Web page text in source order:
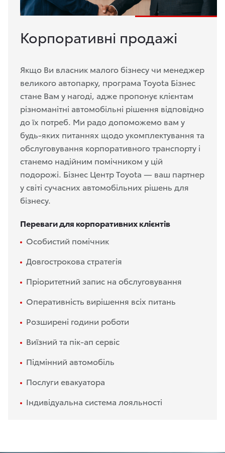
Корпоративні продажі
Якщо Ви власник малого бізнесу чи менеджер
великого автопарку, програма Toyota Бізнес
стане Вам у нагоді, адже пропонує клієнтам
різноманітні автомобільні рішення відповідно
до їх потреб. Ми радо допоможемо вам у
будь-яких питаннях щодо укомплектування та
обслуговування корпоративного транспорту і
станемо надійним помічником у цій
подорожі. Бізнес Центр Toyota — ваш партнер
у світі сучасних автомобільних рішень для
бізнесу.
Переваги для корпоративних клієнтів
Особистий помічник
Довгострокова стратегія
Пріоритетний запис на обслуговування
Оперативність вирішення всіх питань
Розширені години роботи
Виїзний та пік-ап сервіс
Підмінний автомобіль
Послуги евакуатора
Індивідуальна система лояльності